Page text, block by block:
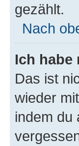
gezählt.
Nach
Ich habe
Das ist
wieder
indem du